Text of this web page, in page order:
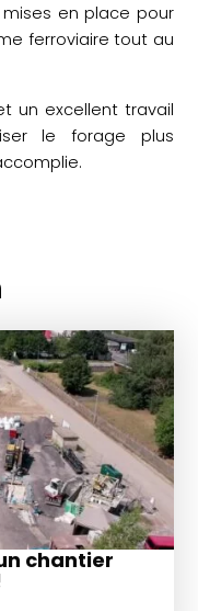
en place pour
ferroviaire tout au
un excellent travail
le forage plus
chantier